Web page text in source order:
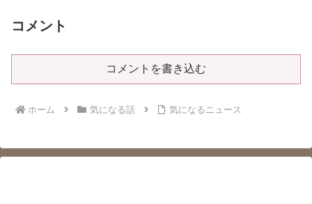
コメント
コメントを書き込む
ホーム 気になる話 気になるニュース